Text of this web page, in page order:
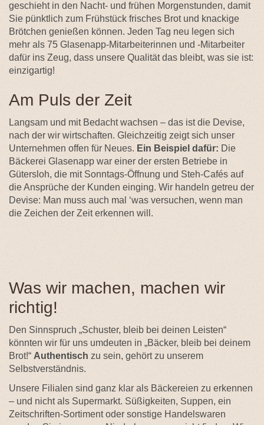
geschieht in den Nacht- und frühen Morgenstunden, damit
Sie pünktlich zum Frühstück frisches Brot und knackige
Brötchen genießen können. Jeden Tag neu legen sich
mehr als 75 Glasenapp-Mitarbeiterinnen und -Mitarbeiter
dafür ins Zeug, dass unsere Qualität das bleibt, was sie ist:
einzigartig!
Am Puls der Zeit
Langsam und mit Bedacht wachsen – das ist die Devise,
nach der wir wirtschaften. Gleichzeitig zeigt sich unser
Unternehmen offen für Neues. Ein Beispiel dafür: Die
Bäckerei Glasenapp war einer der ersten Betriebe in
Gütersloh, die mit Sonntags-Öffnung und Steh-Cafés auf
die Ansprüche der Kunden einging. Wir handeln getreu der
Devise: Man muss auch mal ‘was versuchen, wenn man
die Zeichen der Zeit erkennen will.
Was wir machen, machen wir
richtig!
Den Sinnspruch „Schuster, bleib bei deinen Leisten“
könnten wir für uns umdeuten in „Bäcker, bleib bei deinem
Brot!“ Authentisch zu sein, gehört zu unserem
Selbstverständnis.
Unsere Filialen sind ganz klar als Bäckereien zu erkennen
– und nicht als Supermarkt. Süßigkeiten, Suppen, ein
Zeitschriften-Sortiment oder sonstige Handelswaren